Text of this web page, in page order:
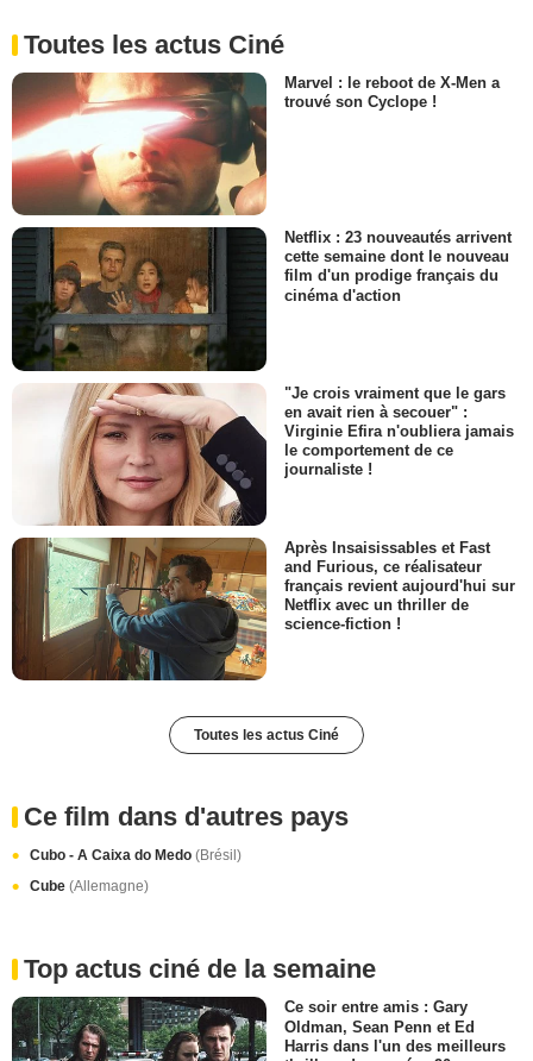
Toutes les actus Ciné
Marvel : le reboot de X-Men a
trouvé son Cyclope !
Netflix : 23 nouveautés arrivent
cette semaine dont le nouveau
film d'un prodige français du
cinéma d'action
"Je crois vraiment que le gars
en avait rien à secouer" :
Virginie Efira n'oubliera jamais
le comportement de ce
journaliste !
Après Insaisissables et Fast
and Furious, ce réalisateur
français revient aujourd'hui sur
Netflix avec un thriller de
science-fiction !
Toutes les actus Ciné
Ce film dans d'autres pays
Cubo - A Caixa do Medo (Brésil)
Cube (Allemagne)
Top actus ciné de la semaine
Ce soir entre amis : Gary
Oldman, Sean Penn et Ed
Harris dans l'un des meilleurs